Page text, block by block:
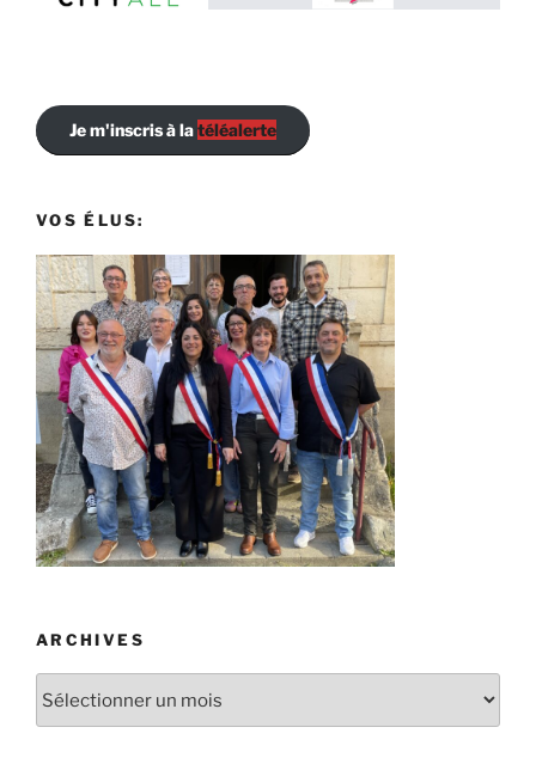
Je m'inscris à latéléalerte
VOS ÉLUS:
ARCHIVES